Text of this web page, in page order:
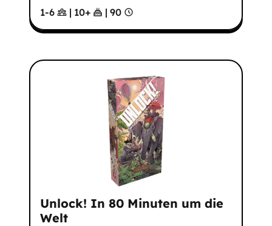
1-6
| 10+ | 90
Unlock! In 80 Minuten um die
Welt